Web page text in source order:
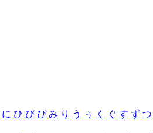
に ひ び ぴ み り う ぅ く ぐ す ず つ